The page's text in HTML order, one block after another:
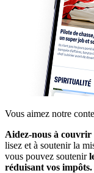
Vous aimez notre
Aidez-nous à
lisez et à soutenir la
vous pouvez soutenir
réduisant vos impôts.